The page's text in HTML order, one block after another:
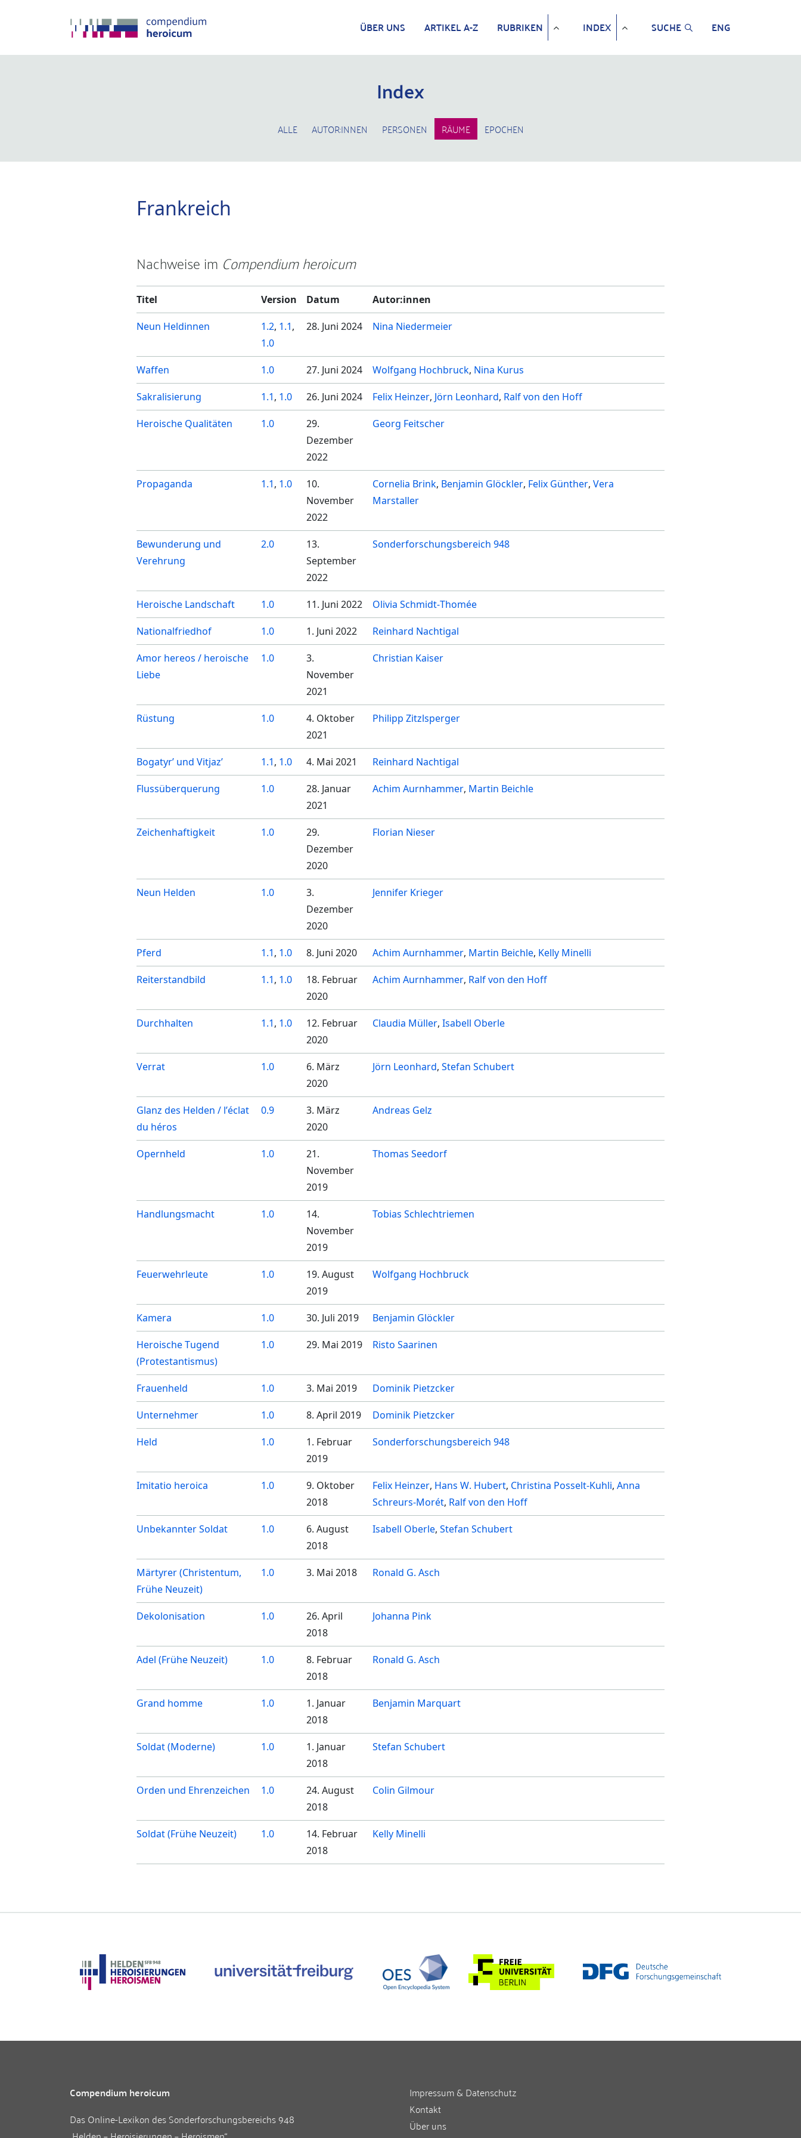
ÜBER UNS ARTIKEL A-Z RUBRIKEN INDEX SUCHE ENG
Index
ALLE AUTOR:INNEN PERSONEN RÄUME EPOCHEN
Frankreich
Nachweise im Compendium heroicum
Titel Version Datum Autor:innen
Neun Heldinnen 1.2, 1.1,
1.0
28. Juni 2024 Nina Niedermeier
Waffen 1.0 27. Juni 2024 Wolfgang Hochbruck Nina Kurus
Sakralisierung 1.1, 1.0 26. Juni 2024 Felix Heinzer Jörn Leonhard Ralf von den Hoff
Heroische Qualitäten 1.0
29.
Dezember
2022
Georg Feitscher
Propaganda 1.1, 1.0
10.
November
2022
Cornelia Brink Benjamin Glöckler Felix Günther Vera
Marstaller
Bewunderung und
Verehrung
2.0
13.
September
2022
Sonderforschungsbereich 948
Heroische Landschaft 1.0 11. Juni 2022 Olivia Schmidt-Thomée
Nationalfriedhof 1.0 1. Juni 2022 Reinhard Nachtigal
Amor hereos / heroische
Liebe
1.0
3.
November
2021
Christian Kaiser
Rüstung 1.0
4. Oktober
2021
Philipp Zitzlsperger
Bogatyr’ und Vitjaz’ 1.1, 1.0 4. Mai 2021 Reinhard Nachtigal
Flussüberquerung 1.0
28. Januar
2021
Achim Aurnhammer Martin Beichle
Zeichenhaftigkeit 1.0
29.
Dezember
2020
Florian Nieser
Neun Helden 1.0
3.
Dezember
2020
Jennifer Krieger
Pferd 1.1, 1.0 8. Juni 2020 Achim Aurnhammer Martin Beichle Kelly Minelli
Reiterstandbild 1.1, 1.0
18. Februar
2020
Achim Aurnhammer Ralf von den Hoff
Durchhalten 1.1, 1.0
12. Februar
2020
Claudia Müller Isabell Oberle
Verrat 1.0
6. März
2020
Jörn Leonhard Stefan Schubert
Glanz des Helden / l’éclat
du héros
0.9
3. März
2020
Andreas Gelz
Opernheld 1.0
21.
November
2019
Thomas Seedorf
Handlungsmacht 1.0
14.
November
2019
Tobias Schlechtriemen
Feuerwehrleute 1.0
19. August
2019
Wolfgang Hochbruck
Kamera 1.0 30. Juli 2019 Benjamin Glöckler
Heroische Tugend
(Protestantismus)
1.0 29. Mai 2019 Risto Saarinen
Frauenheld 1.0 3. Mai 2019 Dominik Pietzcker
Unternehmer 1.0 8. April 2019 Dominik Pietzcker
Held 1.0
1. Februar
2019
Sonderforschungsbereich 948
Imitatio heroica 1.0
9. Oktober
2018
Felix Heinzer Hans W. Hubert Christina Posselt-Kuhli Anna
Schreurs-Morét Ralf von den Hoff
Unbekannter Soldat 1.0
6. August
2018
Isabell Oberle Stefan Schubert
Märtyrer (Christentum,
Frühe Neuzeit)
1.0 3. Mai 2018 Ronald G. Asch
Dekolonisation 1.0
26. April
2018
Johanna Pink
Adel (Frühe Neuzeit) 1.0
8. Februar
2018
Ronald G. Asch
Grand homme 1.0
1. Januar
2018
Benjamin Marquart
Soldat (Moderne) 1.0
1. Januar
2018
Stefan Schubert
Orden und Ehrenzeichen 1.0
24. August
2018
Colin Gilmour
Soldat (Frühe Neuzeit) 1.0
14. Februar
2018
Kelly Minelli
Compendium heroicum
Das Online-Lexikon desSonderforschungsbereichs 948
Impressum & Datenschutz
Kontakt
Über uns